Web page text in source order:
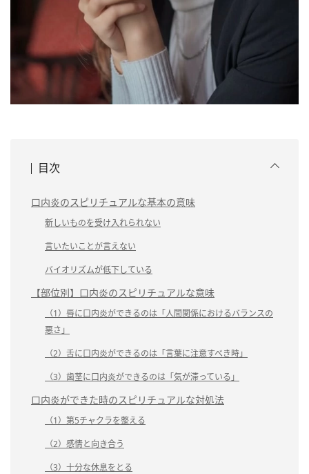
目次
口内炎のスピリチュアルな基本の意味
新しいものを受け入れられない
言いたいことが言えない
バイオリズムが低下している
【部位別】口内炎のスピリチュアルな意味
（1）唇に口内炎ができるのは「人間関係におけるバランスの
悪さ」
（2）舌に口内炎ができるのは「言葉に注意すべき時」
（3）歯茎に口内炎ができるのは「気が滞っている」
口内炎ができた時のスピリチュアルな対処法
（1）第5チャクラを整える
（2）感情と向き合う
（3）十分な休息をとる